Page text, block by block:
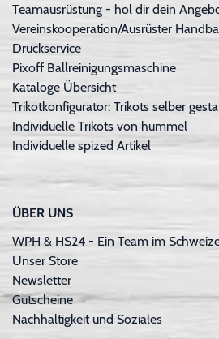
Teamausrüstung - hol dir dein
Vereinskooperation/Ausrüster
Druckservice
Pixoff Ballreinigungsmaschine
Kataloge Übersicht
Trikotkonfigurator: Trikots selber
Individuelle Trikots von hummel
Individuelle spized Artikel
ÜBER UNS
WPH & HS24 - Ein Team im
Unser Store
Newsletter
Gutscheine
Nachhaltigkeit und Soziales